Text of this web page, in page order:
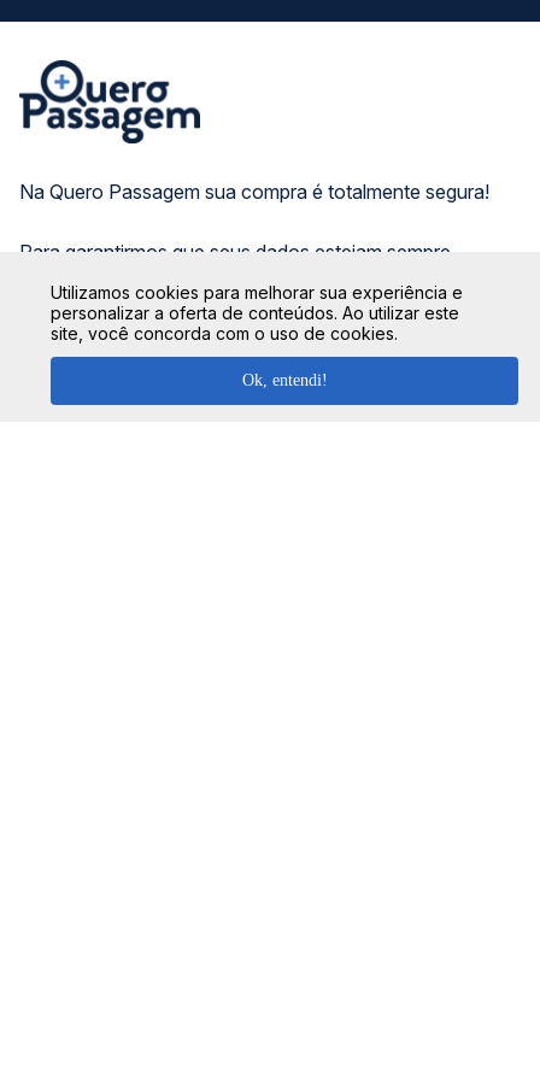
Na Quero Passagem sua compra é totalmente segura!
Para garantirmos que seus dados estejam sempre
cartão de crédito utilizado, seguindo os protocolos de
criptografia e de segurança das principais instituições
bancárias do Brasil.
CONHEÇA O GRUPO QP:
Utilizamos cookies para melhorar sua experiência e
personalizar a oferta de conteúdos. Ao utilizar este
site, você concorda com o uso de cookies.
Ok, entendi!